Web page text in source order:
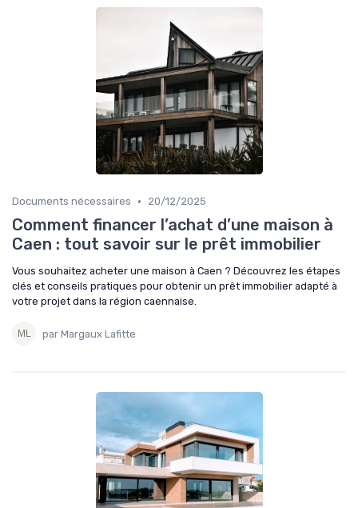
Documents nécessaires • 20/12/2025
Comment financer l’achat d’une maison à
Caen : tout savoir sur le prêt immobilier
Vous souhaitez acheter une maison à Caen ? Découvrez les étapes
clés et conseils pratiques pour obtenir un prêt immobilier adapté à
votre projet dans la région caennaise.
par Margaux Lafitte